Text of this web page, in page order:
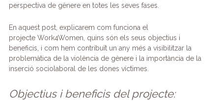
perspectiva de gènere en totes les seves fases.
En aquest post, explicarem com funciona el
projecte Work4Women, quins són els seus objectius i
beneficis, i com hem contribuït un any més a visibilitzar la
problemàtica de la violència de gènere i la importància de la
inserció sociolaboral de les dones víctimes.
Objectius i beneficis del projecte: